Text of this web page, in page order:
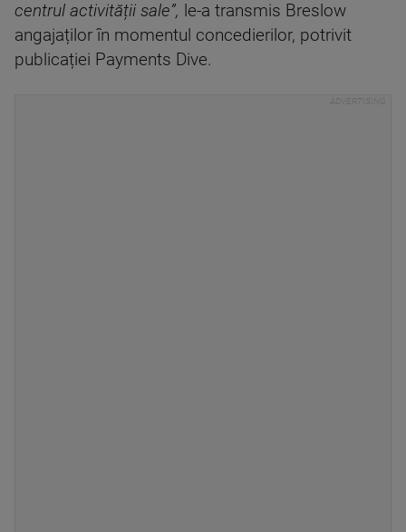
centrul activității sale”, le-a transmis Breslow
angajaților în momentul concedierilor, potrivit
publicației Payments Dive.